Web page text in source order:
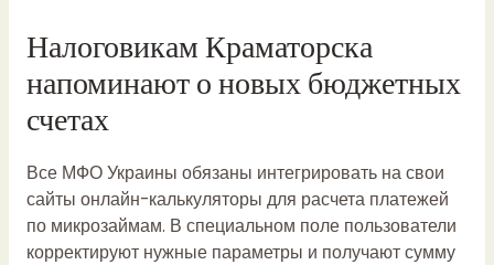
Налоговикам Краматорска
напоминают о новых бюджетных
счетах
Все МФО Украины обязаны интегрировать на свои
сайты онлайн-калькуляторы для расчета платежей
по микрозаймам. В специальном поле пользователи
корректируют нужные параметры и получают сумму